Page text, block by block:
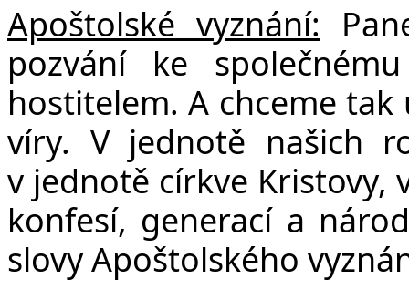
Apoštolské vyznání:
pozvání ke
hostitelem. A chceme
víry. V jednotě našich
v jednotě církve Kristovy,
konfesí, generací a
slovy Apoštolského